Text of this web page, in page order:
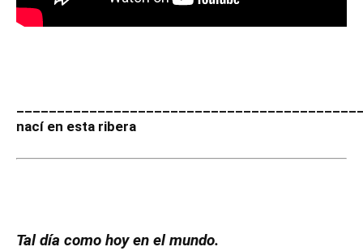
nací en esta ribera
Tal día como hoy en el mundo.